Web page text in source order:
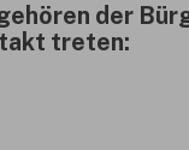
der
treten: